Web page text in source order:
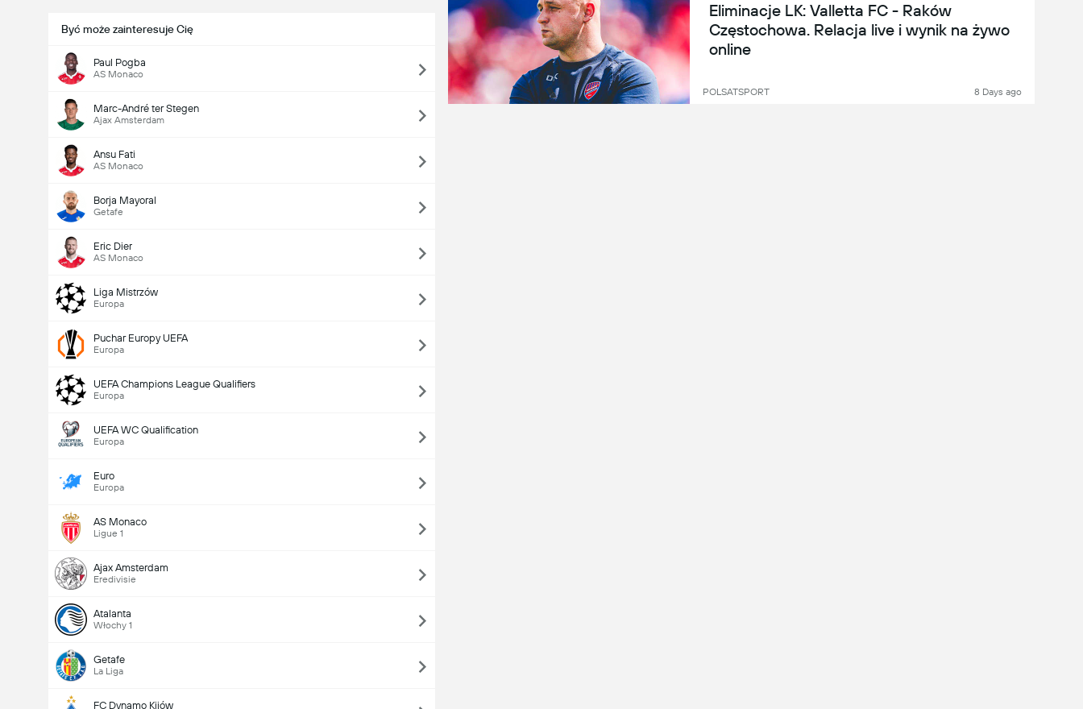
Być może zainteresuje Cię
Paul Pogba
AS Monaco
Marc-André ter Stegen
Ajax Amsterdam
Ansu Fati
AS Monaco
Borja Mayoral
Getafe
Eric Dier
AS Monaco
Liga Mistrzów
Europa
Puchar Europy UEFA
Europa
UEFA Champions League Qualifiers
Europa
UEFA WC Qualification
Europa
Euro
Europa
AS Monaco
Ligue 1
Ajax Amsterdam
Eredivisie
Atalanta
Włochy 1
Getafe
La Liga
FC Dynamo Kijów
Eliminacje LK: Valletta FC - Raków
Częstochowa. Relacja live i wynik na żywo
online
POLSATSPORT 8 Days ago